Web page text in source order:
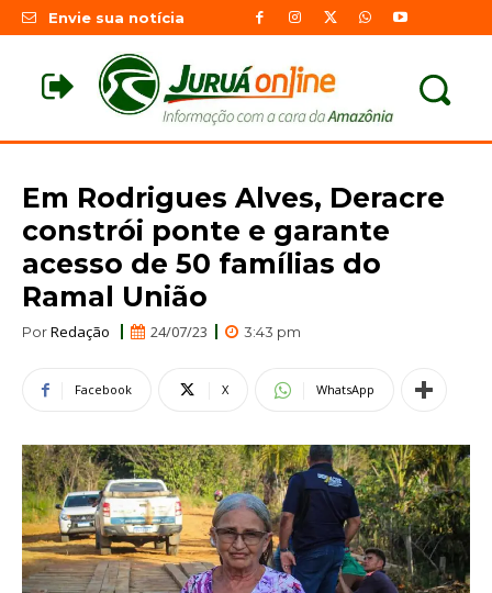
Envie sua notícia
Em Rodrigues Alves, Deracre
constrói ponte e garante
acesso de 50 famílias do
Ramal União
PorRedação 24/07/23 3:43 pm
Facebook X WhatsApp